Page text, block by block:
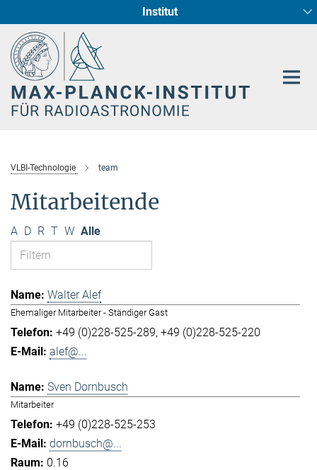
Institut
Radioastronomische Fundamentalphysik
Sternentstehung und Galaxienentwicklung
VLBI-Technologie team
Mitarbeitende
A D R T W Alle
Walter Alef
Ehemaliger Mitarbeiter - Ständiger Gast
+49 (0)228-525-289 +49 (0)228-525-220
alef@...
Sven Dornbusch
Mitarbeiter
+49 (0)228-525-253
dornbusch@...
0.16